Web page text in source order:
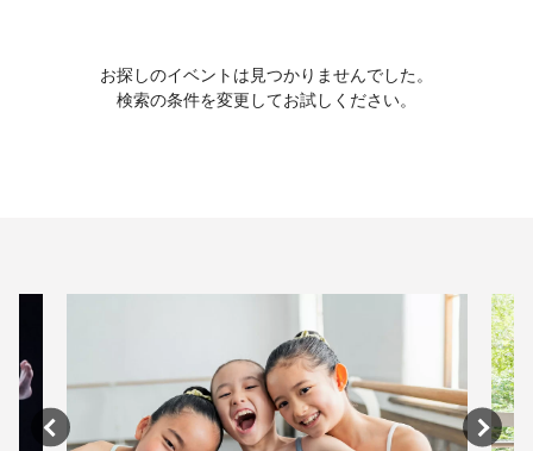
お探しのイベントは見つかりませんでした。
検索の条件を変更してお試しください。